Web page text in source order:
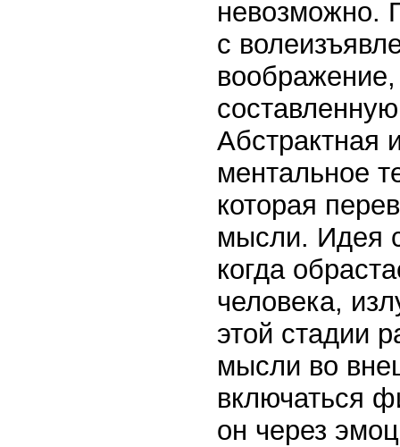
невозможно.
с
Абстрактная
ментальное
которая
мысли. Идея
когда
человека,
этой стадии
мысли во
включаться
он через